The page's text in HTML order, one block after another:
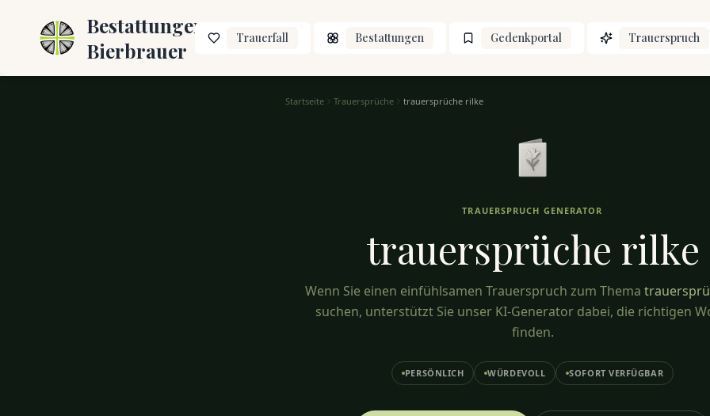
Bestattungen
Bierbrauer
Trauerfall Bestattungen Gedenkportal Trauerspruch
Startseite Trauersprüche trauersprüche rilke
TRAUERSPRUCH GENERATOR
trauersprüche rilke
Wenn Sie einen einfühlsamen Trauerspruch zum Thema
suchen, unterstützt Sie unser KI-Generator dabei, die richtigen
finden.
PERSÖNLICH WÜRDEVOLL SOFORT VERFÜGBAR